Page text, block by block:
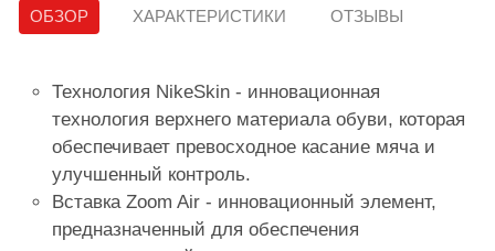
ОБЗОР ХАРАКТЕРИСТИКИ ОТЗЫВЫ
Технология NikeSkin - инновационная
технология верхнего материала обуви, которая
обеспечивает превосходное касание мяча и
улучшенный контроль.
Вставка Zoom Air - инновационный элемент,
предназначенный для обеспечения